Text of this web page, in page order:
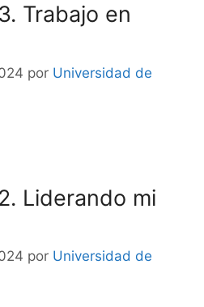
Trabajo en
por Universidad de
Liderando mi
por Universidad de